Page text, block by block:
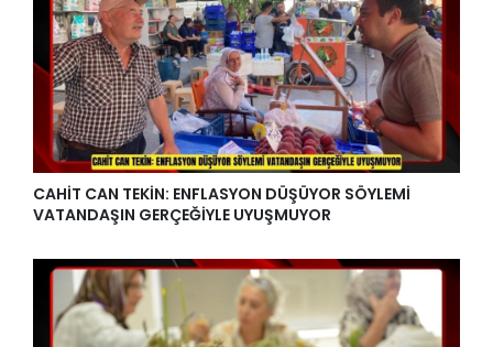
CAHİT CAN TEKİN: ENFLASYON DÜŞÜYOR SÖYLEMİ
VATANDAŞIN GERÇEĞİYLE UYUŞMUYOR